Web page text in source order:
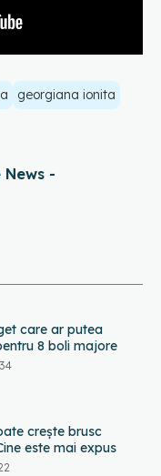
georgiana ionita
-
care ar putea
8 boli majore
crește brusc
este mai expus